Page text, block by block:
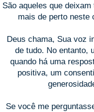
São aqueles que
mais de perto neste
Deus chama, Sua voz
de tudo. No entanto,
quando há uma
positiva, um
Se você me